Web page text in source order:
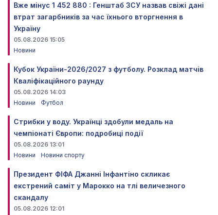
Вже мінус 1 452 880 : Генштаб ЗСУ назвав свіжі дані
втрат загарбників за час їхнього вторгнення в
Україну
05.08.2026 15:05
Новини
Кубок України-2026/2027 з футболу. Розклад матчів
Кваліфікаційного раунду
05.08.2026 14:03
Новини
Футбол
Стрибки у воду. Українці здобули медаль на
чемпіонаті Європи: подробиці події
05.08.2026 13:01
Новини
Новини спорту
Президент ФІФА Джанні Інфантіно скликає
екстрений саміт у Марокко на тлі величезного
скандалу
05.08.2026 12:01